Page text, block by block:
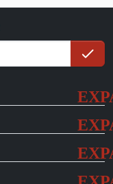
check